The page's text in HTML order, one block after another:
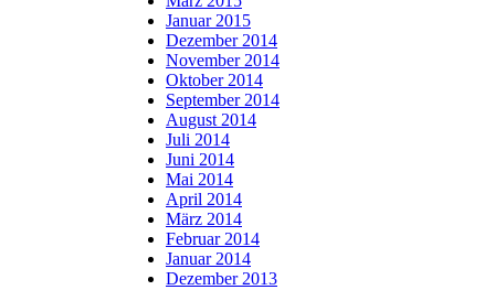
Januar 2015
Dezember 2014
November 2014
Oktober 2014
September 2014
August 2014
Juli 2014
Juni 2014
Mai 2014
April 2014
März 2014
Februar 2014
Januar 2014
Dezember 2013